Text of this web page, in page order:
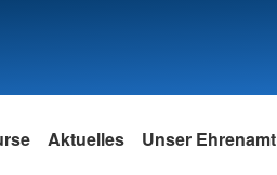
Aktuelles Unser Ehrenamt